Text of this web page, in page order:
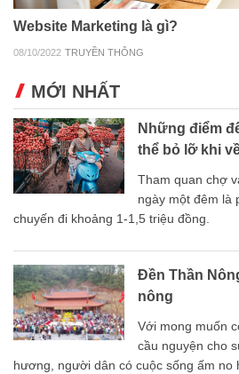
Website Marketing là gì?
08/10/2022 TRUYỀN THÔNG
MỚI NHẤT
Những điểm
thể bỏ lỡ khi
Tham quan chợ
ngày một đêm là
chuyến đi khoảng 1-1,5 triệu đồng.
Đền Thần
nông
Với mong muốn
cầu nguyện cho
hương, người dân có cuộc sống ấm no